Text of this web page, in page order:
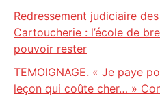
Redressement judiciaire
Cartoucherie : l’école de
pouvoir rester
TEMOIGNAGE. « Je paye
leçon qui coûte cher… »